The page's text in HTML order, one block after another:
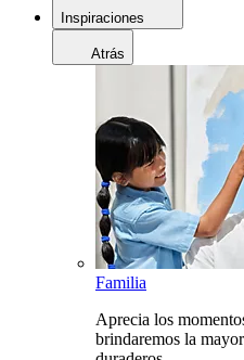
Inspiraciones
Atrás
Familia
Aprecia los
brindaremos la